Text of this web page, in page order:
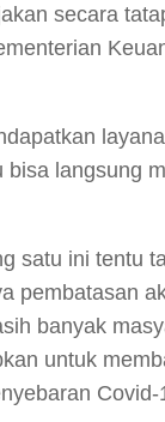
secara
langsung
satu ini tentu
pembatasan
banyak
untuk
Covid-